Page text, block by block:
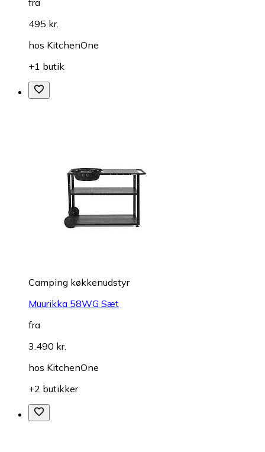
495 kr.
hos KitchenOne
+1 butik
Camping køkkenudstyr
Muurikka 58WG Sæt
fra
3.490 kr.
hos KitchenOne
+2 butikker